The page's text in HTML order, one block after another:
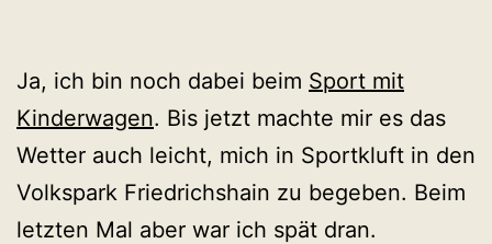
Ja, ich bin noch dabei beim Sport mit
Kinderwagen. Bis jetzt machte mir es das
Wetter auch leicht, mich in Sportkluft in den
Volkspark Friedrichshain zu begeben. Beim
letzten Mal aber war ich spät dran.